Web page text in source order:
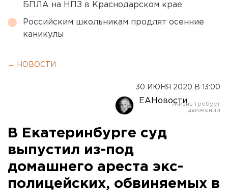
БПЛА на НПЗ в Краснодарском крае
Российским школьникам продлят осенние
каникулы
← НОВОСТИ
30 ИЮНЯ 2020 В 13:00
ЕАНовости
В Екатеринбурге суд
выпустил из-под
домашнего ареста экс-
полицейских, обвиняемых в